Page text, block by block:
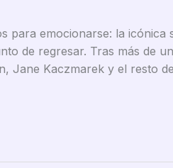
para emocionarse: la icónica
de regresar. Tras más de
Jane Kaczmarek y el resto